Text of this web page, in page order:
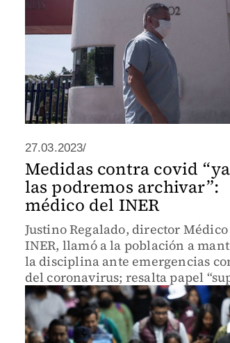
27.03.2023/
Medidas contra covid
las podremos archivar”:
médico del INER
Justino Regalado, director
INER, llamó a la población a
la disciplina ante emergencias
del coronavirus; resalta papel
protagónico” de México para
virus.